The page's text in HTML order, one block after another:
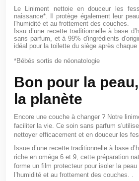
Le Liniment nettoie en douceur les
naissance*. Il protège également leur
l'humidité et au frottement des couches.
Issu d’une recette traditionnelle à base
sans parfum, et à 99% d'ingrédients
idéal pour la toilette du siège après chaque
*Bébés sortis de néonatologie
Bon pour la
la planète
Encore une couche à changer ? Notre
faciliter la vie. Ce soin sans parfum
nettoyer efficacement et en douceur les
Issue d’une recette traditionnelle à base
riche en oméga 6 et 9, cette préparation
forme un film protecteur pour isoler la
l’humidité et au frottement des couches. .